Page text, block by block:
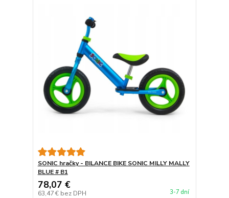
SONIC hračky - BILANCE BIKE SONIC MILLY MALLY
BLUE # B1
78,07 €
63,47 € bez DPH 3-7 dní